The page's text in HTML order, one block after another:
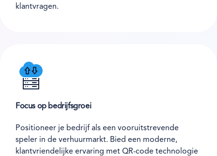
klantvragen.
Focus op bedrijfsgroei
Positioneer je bedrijf als een vooruitstrevende
speler in de verhuurmarkt. Bied een moderne,
klantvriendelijke ervaring met QR-code technologie